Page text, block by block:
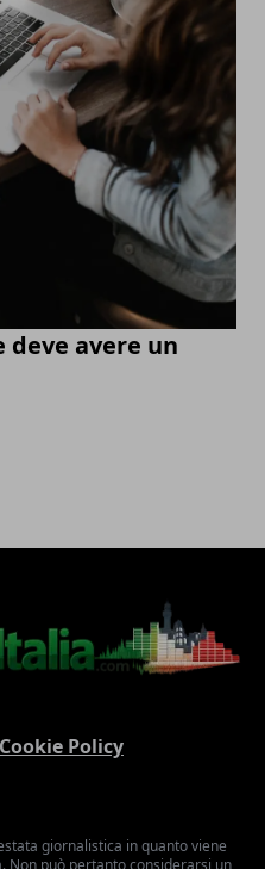
avere un
Cookie Policy
giornalistica in quanto viene